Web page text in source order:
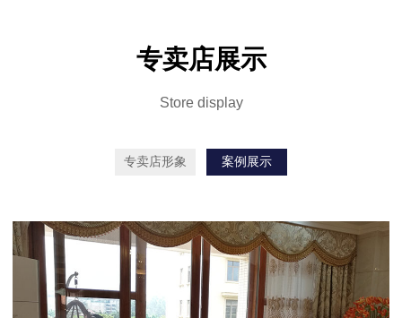
专卖店展示
Store display
专卖店形象 案例展示